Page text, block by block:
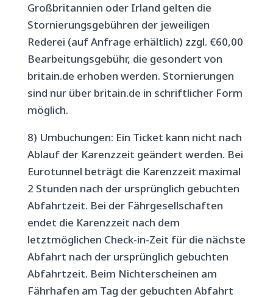
Großbritannien oder Irland gelten die
Stornierungsgebühren der jeweiligen
Rederei (auf Anfrage erhältlich) zzgl. €60,00
Bearbeitungsgebühr, die gesondert von
britain.de erhoben werden. Stornierungen
sind nur über britain.de in schriftlicher Form
möglich.
8) Umbuchungen: Ein Ticket kann nicht nach
Ablauf der Karenzzeit geändert werden. Bei
Eurotunnel beträgt die Karenzzeit maximal
2 Stunden nach der ursprünglich gebuchten
Abfahrtzeit. Bei der Fährgesellschaften
endet die Karenzzeit nach dem
letztmöglichen Check-in-Zeit für die nächste
Abfahrt nach der ursprünglich gebuchten
Abfahrtzeit. Beim Nichterscheinen am
Fährhafen am Tag der gebuchten Abfahrt